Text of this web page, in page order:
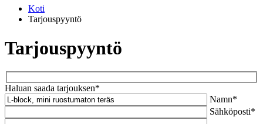
Koti
Tarjouspyyntö
Tarjouspyyntö
Haluan saada tarjouksen*
Namn*
Sähköposti*